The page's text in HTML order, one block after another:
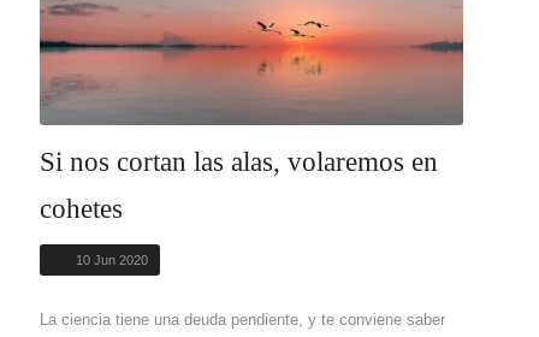
Si nos cortan las alas, volaremos en
cohetes
10 Jun 2020
La ciencia tiene una deuda pendiente, y te conviene saber